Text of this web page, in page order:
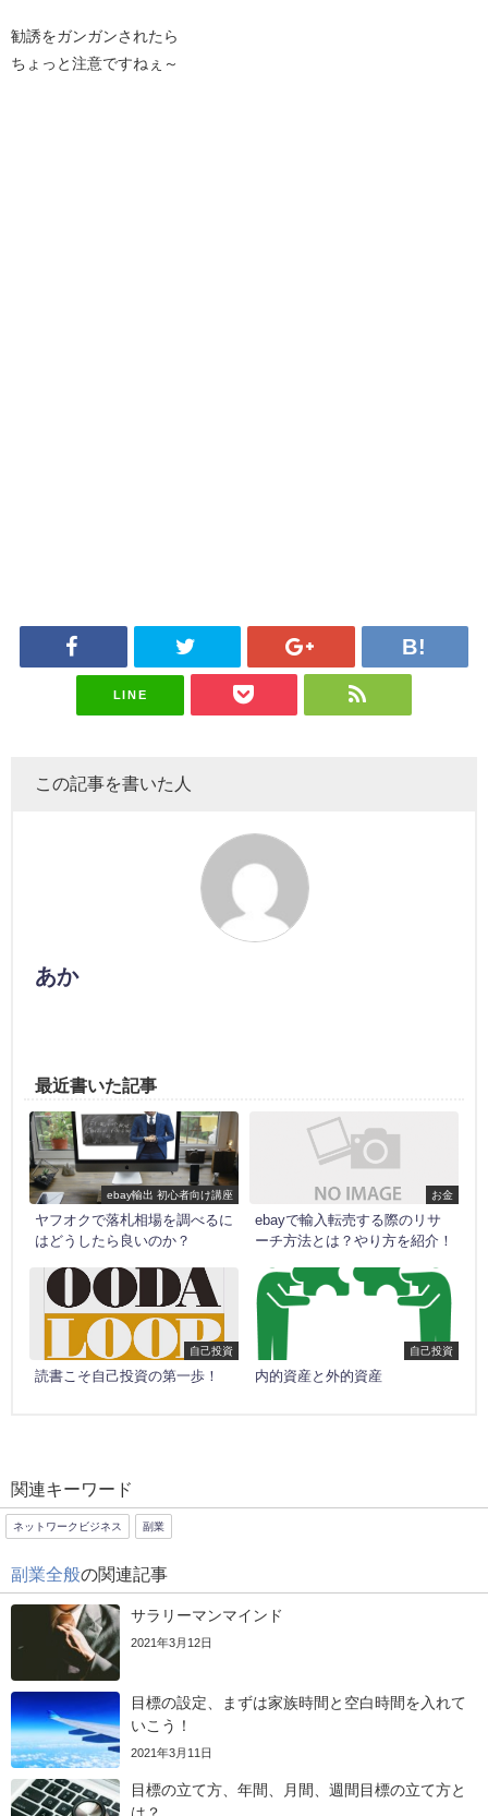
勧誘をガンガンされたら
ちょっと注意ですねぇ～
LINE
この記事を書いた人
あか
最近書いた記事
ebay輸出 初心者向け講座
ヤフオクで落札相場を調べるに
はどうしたら良いのか？
お金
ebayで輸入転売する際のリサ
ーチ方法とは？やり方を紹介！
自己投資
読書こそ自己投資の第一歩！
自己投資
内的資産と外的資産
関連キーワード
ネットワークビジネス 副業
副業全般の関連記事
サラリーマンマインド
2021年3月12日
目標の設定、まずは家族時間と空白時間を入れて
いこう！
2021年3月11日
目標の立て方、年間、月間、週間目標の立て方と
は？